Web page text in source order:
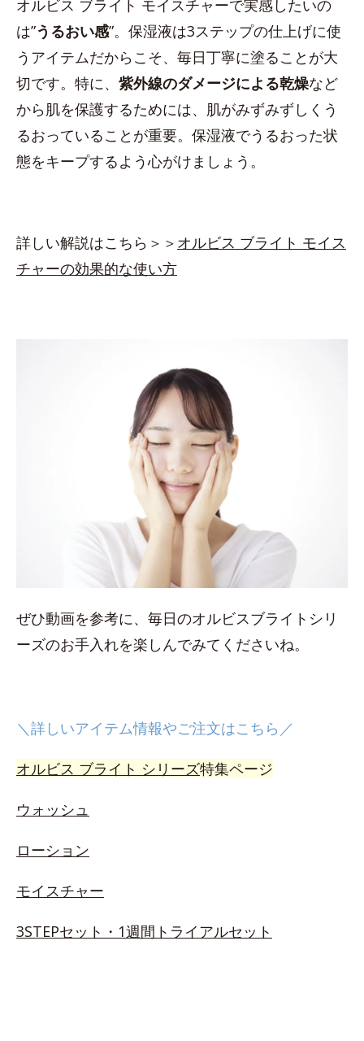
オルビス ブライト モイスチャーで実感したいの
は”うるおい感”。保湿液は3ステップの仕上げに使
うアイテムだからこそ、毎日丁寧に塗ることが大
切です。特に、 紫外線のダメージによる乾燥など
から肌を保護するためには、肌がみずみずしくう
るおっていることが重要。保湿液でうるおった状
態をキープするよう心がけましょう。
詳しい解説はこちら＞＞ オルビス ブライト モイス
チャーの効果的な使い方
ぜひ動画を参考に、毎日のオルビスブライトシリ
ーズのお手入れを楽しんでみてくださいね。
＼詳しいアイテム情報やご注文はこちら／
オルビス ブライト シリーズ特集ページ
ウォッシュ
ローション
モイスチャー
3STEPセット・1週間トライアルセット